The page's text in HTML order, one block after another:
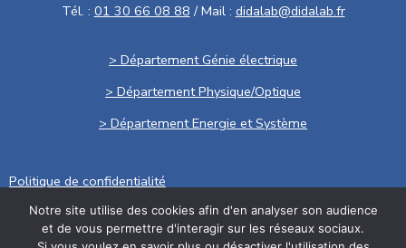
Tél. : 01 30 66 08 88 / Mail : didalab@didalab.fr
> Département Génie électrique
> Département Physique/Optique
> Département Energie et Système
Politique de confidentialité
Conditions générales de vente
Notre site utilise des cookies afin d'en analyser son audience
et de vous permettre d'interagir sur les réseaux sociaux.